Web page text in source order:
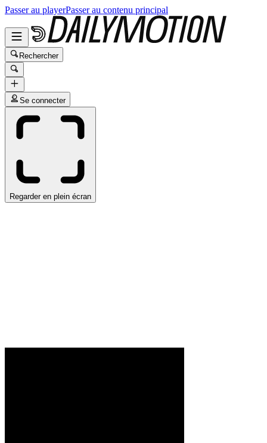
Passer au playerPasser au contenu principal
Rechercher
Se connecter
Regarder en plein écran